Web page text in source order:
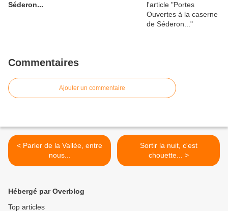
Séderon...
Commentaires
Ajouter un commentaire
< Parler de la Vallée, entre
nous...
Sortir la nuit, c'est
chouette... >
Hébergé par Overblog
Top articles